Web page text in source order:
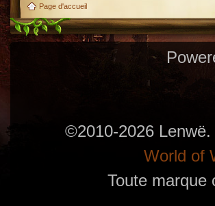
Page d'accueil
©2010-2026
World of
Toute marque